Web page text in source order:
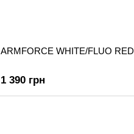
ARMFORCE WHITE/FLUO RED
1 390 грн